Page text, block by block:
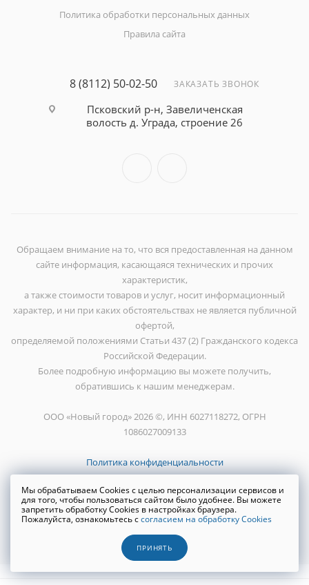
Политика обработки персональных данных
Правила сайта
8 (8112) 50-02-50 ЗАКАЗАТЬ ЗВОНОК
Псковский р-н, Завеличенская
волость д. Уграда, строение 26
Обращаем внимание на то, что вся предоставленная на данном
сайте информация, касающаяся технических и прочих
характеристик,
а также стоимости товаров и услуг, носит информационный
характер, и ни при каких обстоятельствах не является публичной
офертой,
определяемой положениями Статьи 437 (2) Гражданского кодекса
Российской Федерации.
Более подробную информацию вы можете получить,
обратившись к нашим менеджерам.
ООО «Новый город» 2026 ©, ИНН 6027118272, ОГРН
1086027009133
Политика конфиденциальности
Создание сайта WRP
Мы обрабатываем Cookies с целью персонализации сервисов и
для того, чтобы пользоваться сайтом было удобнее. Вы можете
запретить обработку Cookies в настройках браузера.
Пожалуйста, ознакомьтесь ссогласием на обработку Cookies
ПРИНЯТЬ